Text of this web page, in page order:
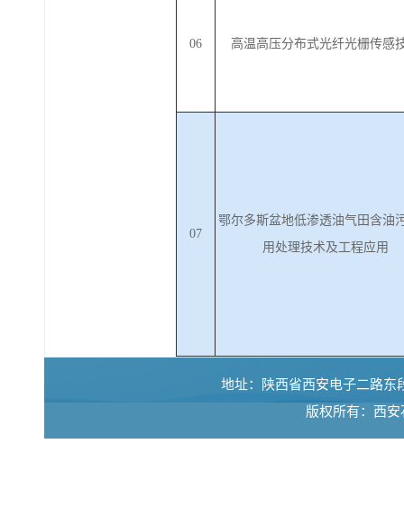
06 高温高压分布式光纤光栅传感
07
鄂尔多斯盆地低渗透油气田含油
用处理技术及工程应用
地址：陕西省西安电子二路
版权所有：西